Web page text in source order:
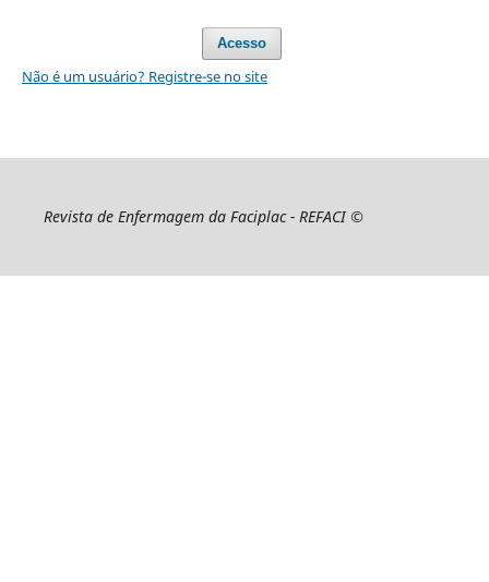
Acesso
Não é um usuário? Registre-se no site
Revista de Enfermagem da Faciplac - REFACI ©